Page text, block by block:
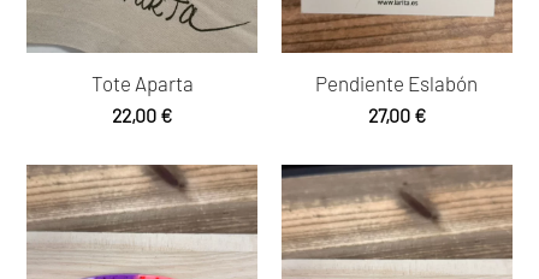
Tote Aparta
22,00 €
Pendiente Eslabón
27,00 €